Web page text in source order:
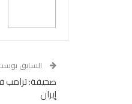
السابق
صحيفة: ترامب
إيران